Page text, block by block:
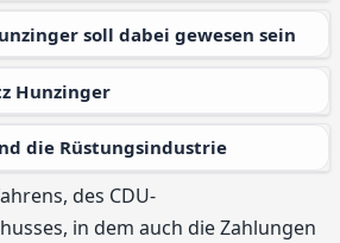
soll dabei gewesen sein
Hunzinger
die Rüstungsindustrie
des CDU-
in dem auch die Zahlungen